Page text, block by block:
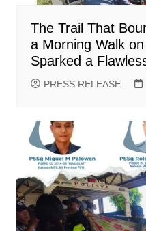
The Trail That
a Morning Walk
Sparked a
PRESS RELEASE